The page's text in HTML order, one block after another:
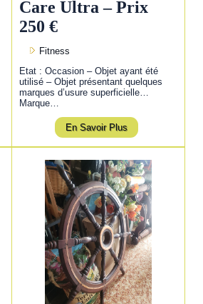
Care Ultra – Prix
250 €
Fitness
Etat : Occasion – Objet ayant été
utilisé – Objet présentant quelques
marques d’usure superficielle…
Marque…
En Savoir Plus